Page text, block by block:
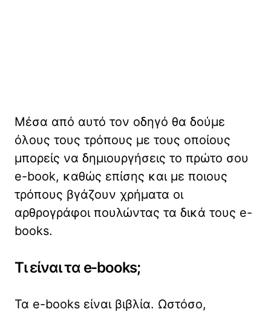
Μέσα από αυτό τον οδηγό θα δούμε
όλους τους τρόπους με τους οποίους
μπορείς να δημιουργήσεις το πρώτο σου
e-book, καθώς επίσης και με ποιους
τρόπους βγάζουν χρήματα οι
αρθρογράφοι πουλώντας τα δικά τους e-
books.
Τι είναι τα e-books;
Τα e-books είναι βιβλία. Ωστόσο,